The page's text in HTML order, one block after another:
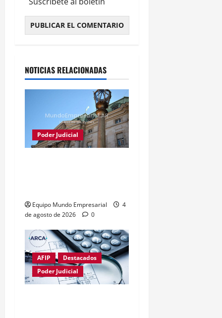
NOTICIAS RELACIONADAS
Poder Judicial
Equipo Mundo Empresarial
4
de agosto de 2026
0
AFIP
Destacados
Poder Judicial